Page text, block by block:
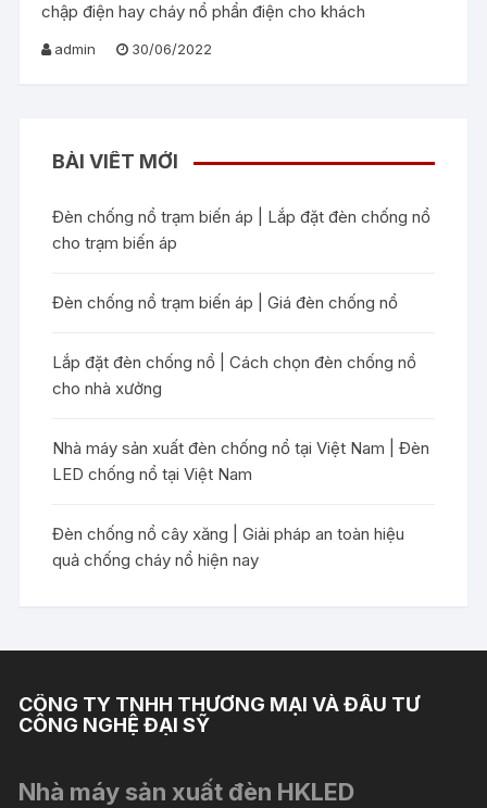
chập điện hay cháy nổ phẩn điện cho khách
admin 30/06/2022
BÀI VIẾT MỚI
Đèn chống nổ trạm biến áp | Lắp đặt đèn chống nổ
cho trạm biến áp
Đèn chống nổ trạm biến áp | Giá đèn chống nổ
Lắp đặt đèn chống nổ | Cách chọn đèn chống nổ
cho nhà xưởng
Nhà máy sản xuất đèn chống nổ tại Việt Nam | Đèn
LED chống nổ tại Việt Nam
Đèn chống nổ cây xăng | Giải pháp an toàn hiệu
quả chống cháy nổ hiện nay
CÔNG TY TNHH THƯƠNG MẠI VÀ ĐẦU TƯ
CÔNG NGHỆ ĐẠI SỸ
Nhà máy sản xuất đèn HKLED